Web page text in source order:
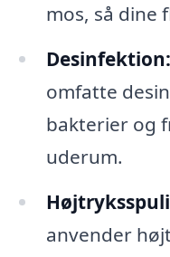
mos, så dine
Desinfektion:
omfatte
bakterier og
uderum.
anvender